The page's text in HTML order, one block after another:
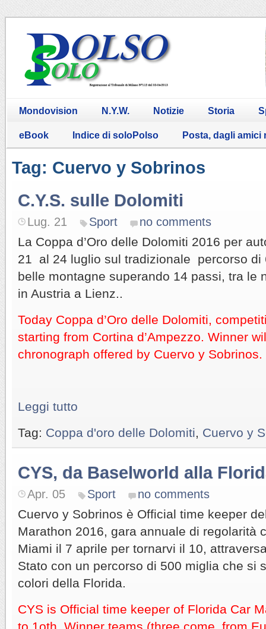
Mondovision N.Y.W. Notizie Storia
eBook Indice di soloPolso Posta, dagli amici
Tag: Cuervo y Sobrinos
C.Y.S. sulle Dolomiti
Lug. 21 Sport no comments
La Coppa d’Oro delle Dolomiti 2016 per
21 al 24 luglio sul tradizionale percorso di
belle montagne superando 14 passi, tra le
in Austria a Lienz..
Today Coppa d’Oro delle Dolomiti,
starting from Cortina d’Ampezzo. Winner
chronograph offered by Cuervo y Sobrinos.
Leggi tutto
Tag: Coppa d'oro delle Dolomiti Cuervo y
CYS, da Baselworld alla
Apr. 05 Sport no comments
Cuervo y Sobrinos è Official time keeper
Marathon 2016, gara annuale di regolarità
Miami il 7 aprile per tornarvi il 10,
Stato con un percorso di 500 miglia che si
colori della Florida.
CYS is Official time keeper of Florida Car
to 1oth. Winner teams (three come from